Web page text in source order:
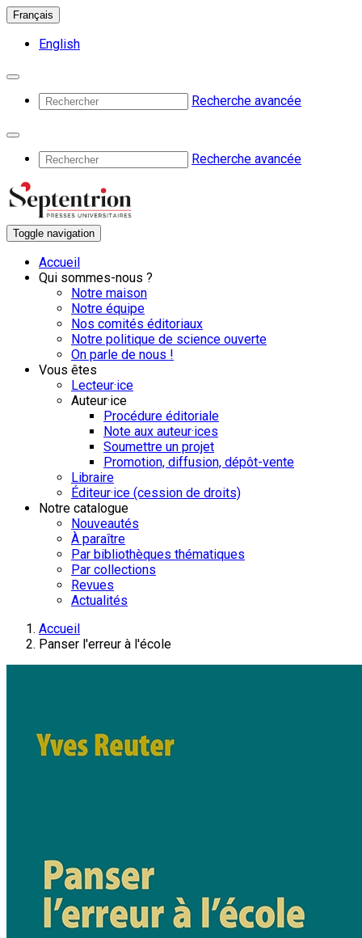
Français
English
Recherche avancée
Recherche avancée
Toggle navigation
Accueil
Qui sommes-nous ?
Notre maison
Notre équipe
Nos comités éditoriaux
Notre politique de science ouverte
On parle de nous !
Vous êtes
Lecteur·ice
Auteur·ice
Procédure éditoriale
Note aux auteur·ices
Soumettre un projet
Promotion, diffusion, dépôt-vente
Libraire
Éditeur·ice (cession de droits)
Notre catalogue
Nouveautés
À paraître
Par bibliothèques thématiques
Par collections
Revues
Actualités
Accueil
Panser l'erreur à l'école